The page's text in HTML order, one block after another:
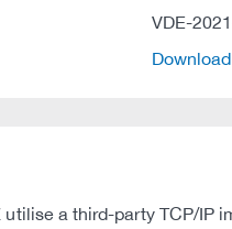
VDE-
Download
a third-party TCP/IP